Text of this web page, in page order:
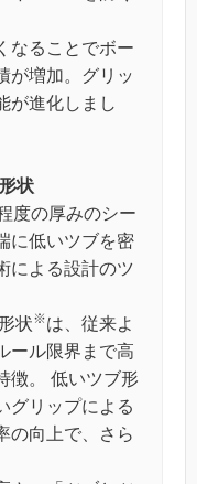
なることでボー
が増加。グリッ
が進化しまし
状
度の厚みのシー
に低いツブを密
による設計のツ
状※は、従来よ
ール限界まで高
徴。 低いツブ形
グリップによる
の向上で、さら